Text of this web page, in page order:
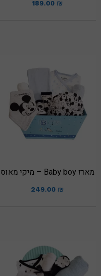
189.00 ₪
מארז Baby boy – מיקי מאוס
249.00 ₪